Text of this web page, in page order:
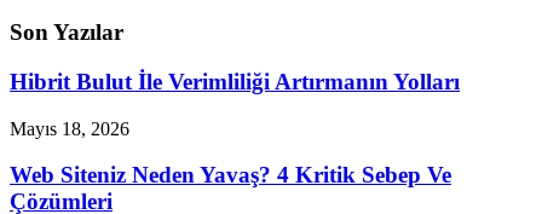
Son Yazılar
Hibrit Bulut İle Verimliliği Artırmanın Yolları
Mayıs 18, 2026
Web Siteniz Neden Yavaş? 4 Kritik Sebep Ve
Çözümleri